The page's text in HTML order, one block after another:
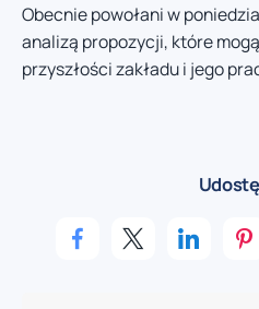
Obecnie powołani w
analizą propozycji, które
przyszłości zakładu i jego